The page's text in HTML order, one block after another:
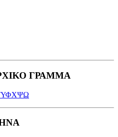
ΓΡΑΜΜΑ
ΥΦΧΨΩ